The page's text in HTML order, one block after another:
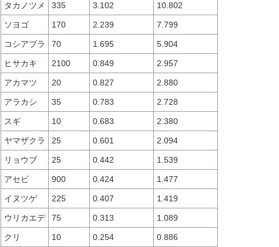
タカノツメ 335 3.102 10.802
ソヨゴ 170 2.239 7.799
コシアブラ 70 1.695 5.904
ヒサカキ 2100 0.849 2.957
アカマツ 20 0.827 2.880
アラカシ 35 0.783 2.728
スギ 10 0.683 2.380
ヤマザクラ 25 0.601 2.094
リョウブ 25 0.442 1.539
アセビ 900 0.424 1.477
イヌツゲ 225 0.407 1.419
ウリカエデ 75 0.313 1.089
クリ 10 0.254 0.886